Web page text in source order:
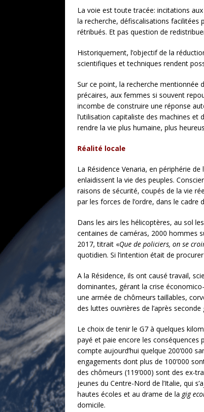
La voie est toute tracée: incitations
la recherche, défiscalisations facilitées
rétribués. Et pas question de
Historiquement, l’objectif de la
scientifiques et techniques rendent
Sur ce point, la recherche mentionnée
précaires, aux femmes si souvent
incombe de construire une réponse
l’utilisation capitaliste des machines
rendre la vie plus humaine, plus
Réalité locale
La Résidence Venaria, en périphérie
enlaidissent la vie des peuples.
raisons de sécurité, coupés de la vie
par les forces de l’ordre, dans le cadre
Dans les airs les hélicoptères, au sol
centaines de caméras, 2000 hommes
2017, titrait «Que de policiers, on se
quotidien. Si l’intention était de
A la Résidence, ils ont causé travail,
dominantes, gérant la crise
une armée de chômeurs taillables,
des luttes ouvrières de l’après
Le choix de tenir le G7 à quelques
payé et paie encore les conséquences
compte aujourd’hui quelque 200’000
engagements dont plus de 100’000
des chômeurs (119’000) sont des ex-
jeunes du Centre-Nord de l’Italie, qui
hautes écoles et au drame de la gig
domicile.